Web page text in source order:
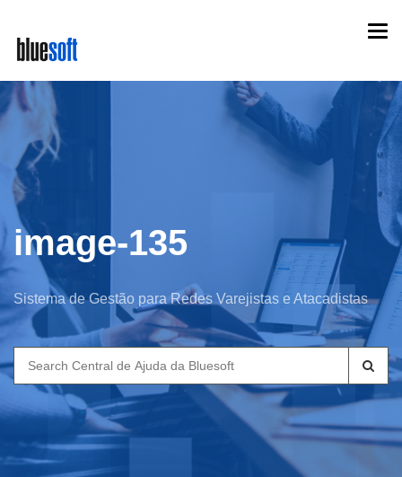
main
content
image-135
Sistema de Gestão para Redes Varejistas e Atacadistas
Search
for: